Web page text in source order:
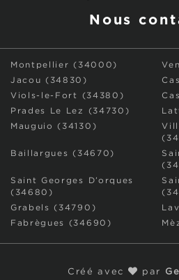
Nous
Montpellier (34000)
Jacou (34830)
Viols-le-Fort (34380)
Prades Le Lez (34730)
Mauguio (34130)
Baillargues (34670)
Saint Georges D’orques
(34680)
Grabels (34790)
Fabrègues (34690)
Créé avec par